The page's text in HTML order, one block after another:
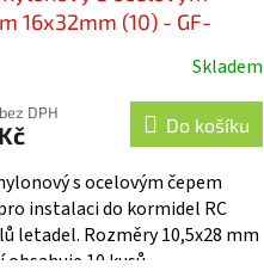
16x32mm (10) - GF-
Skladem
DPH
Do košíku
s ocelovým čepem
instalaci do kormidel RC
letadel. Rozměry 10,5x28 mm
obsahuje 10 kusů.